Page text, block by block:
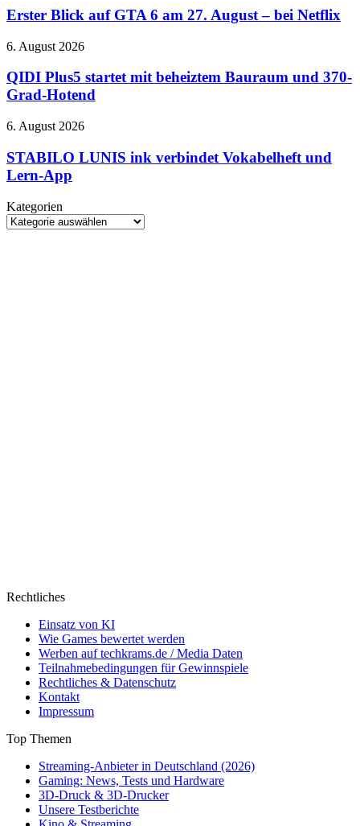
der
QuakeCon
verbessertes
auf
GTA
6
am
27.
August
–
Netflix
Erster Blick auf GTA 6 am 27. August – bei Netflix
QIDI
startet
mit
beheiztem
und
Grad-
Hotend
6. August 2026
QIDI Plus5 startet mit beheiztem Bauraum und 370-
Grad-Hotend
STABILO
ink
verbindet
Vokabelheft
Lern-
App
6. August 2026
STABILO LUNIS ink verbindet Vokabelheft und
Lern-App
Kategorien
Kategorien
Rechtliches
Einsatz von KI
Wie Games bewertet werden
Werben auf techkrams.de / Media Daten
Teilnahmebedingungen für Gewinnspiele
Rechtliches & Datenschutz
Kontakt
Impressum
Top Themen
Streaming-Anbieter in Deutschland (2026)
Gaming: News, Tests und Hardware
3D-Druck & 3D-Drucker
Unsere Testberichte